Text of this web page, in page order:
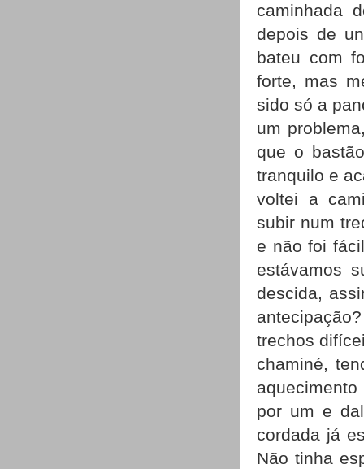
caminhada
depois de
bateu com
forte, mas
sido só a
um
que o
tranquilo e
voltei a
subir num
e não foi
estávamos
descida,
trechos
chaminé,
por um e
cordada já
Não tinha